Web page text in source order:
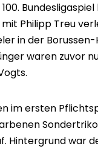
Philipp Treu
in der
waren zuvor
im ersten
Hintergrund war